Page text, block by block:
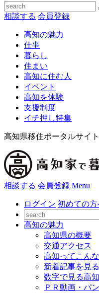
相談する 会員登録
高知の魅力
仕事
暮らし
住まい
高知に住む人
イベント
高知を体験
支援制度
イチ押し特集
高知県移住ポータルサイト
相談する 会員登録 Menu
ログイン 初めての方
高知の魅力
高知県の概要
交通アクセス
高知ってこん
新着記事を見る
数字で見る高
ＰＲ動画・パ